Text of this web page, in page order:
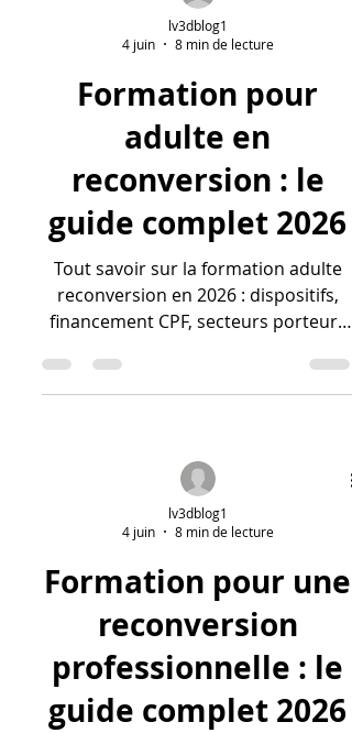
lv3dblog1
4 juin
8 min de lecture
Formation pour
adulte en
reconversion : le
guide complet 2026
Tout savoir sur la formation adulte
reconversion en 2026 : dispositifs,
financement CPF, secteurs porteurs
changement de métier.
lv3dblog1
4 juin
8 min de lecture
Formation pour une
reconversion
professionnelle : le
guide complet 2026